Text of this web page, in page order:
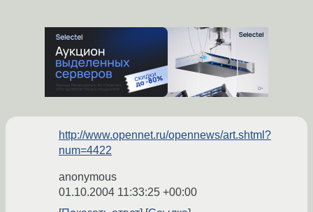
http://www.opennet.ru/opennews/art.shtml?
num=4422
anonymous
01.10.2004 11:33:25 +00:00